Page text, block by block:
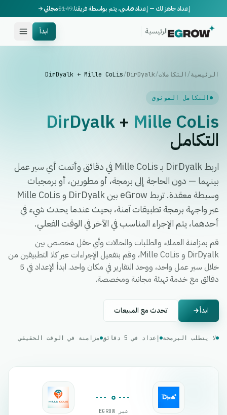
إعداد جاهز لك — إعداد قياسي، يتم بواسطة فريقنا.$149مجاني
الرئيسية ابدأ
الرئيسية/ التكاملات/
DirDyalk
/
DirDyalk + Mille CoLis
التكامل الموثوق
DirDyalk+ Mille CoLis
التكامل
اربط DirDyalk بـ Mille CoLis في دقائق وأتمت أي سير عمل
بينهما — دون الحاجة إلى برمجة، أو مطورين، أو برمجيات
وسيطة معقدة. تربط eGrow بين DirDyalk و Mille CoLis
عبر واجهة برمجة تطبيقات آمنة، بحيث عندما يحدث شيء في
أحدهما، يتم الإجراء المناسب في الآخر في الوقت الفعلي.
قم بمزامنة العملاء والطلبات والحالات وأي حقل مخصص بين
DirDyalk و Mille CoLis، وقم بتفعيل الإجراءات عبر كلا التطبيقين من
خلال سير عمل واحد، ووحد التقارير في مكان واحد. ابدأ الإعداد في 5
دقائق مع خدمة تهيئة مجانية ومخصصة.
ابدأ تحدث مع المبيعات
لا يتطلب البرمجة إعداد في 5 دقائق مزامنة في الوقت الحقيقي
عبر EGROW